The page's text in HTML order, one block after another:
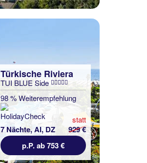
Türkische Riviera
TUI BLUE Side
98 % Weiterempfehlung
7 Nächte, AI, DZ
statt
929 €
p.P. ab 753 €